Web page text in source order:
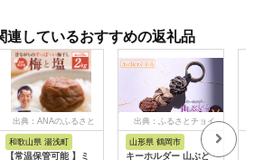
連しているおすすめの返礼品
出典：ANAのふるさと
和歌山県 湯浅町
【常温保管可能 】ミ
出典：ふるさとチョイ
山形県 鶴岡市
キーホルダー 山ぶど